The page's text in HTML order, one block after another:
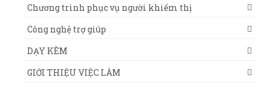
Chương trình phục vụ người khiếm thị
Công nghệ trợ giúp
DẠY KÈM
GIỚI THIỆU VIỆC LÀM